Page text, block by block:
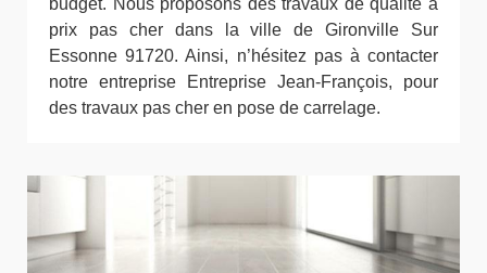
prix pas cher dans la ville de Gironville Sur
Essonne 91720. Ainsi, n’hésitez pas à contacter
notre entreprise Entreprise Jean-François, pour
des travaux pas cher en pose de carrelage.